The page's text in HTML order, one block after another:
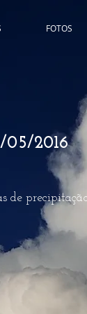
FOTOS
05/2016
de